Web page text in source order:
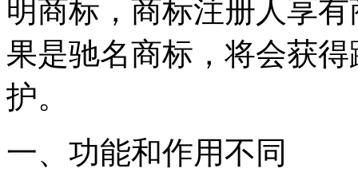
明商标，商标注册人享
果是驰名商标，将会获
护。
一、功能和作用不同